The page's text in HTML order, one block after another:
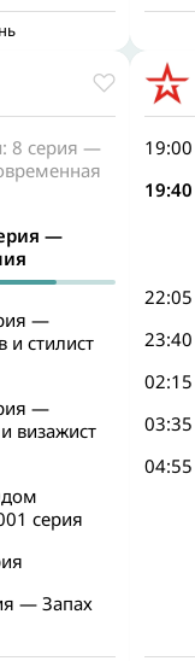
8 серия —
—
—
и стилист
—
визажист
серия
— Запах
19:00
19:40
22:05
23:40
02:15
03:35
04:55